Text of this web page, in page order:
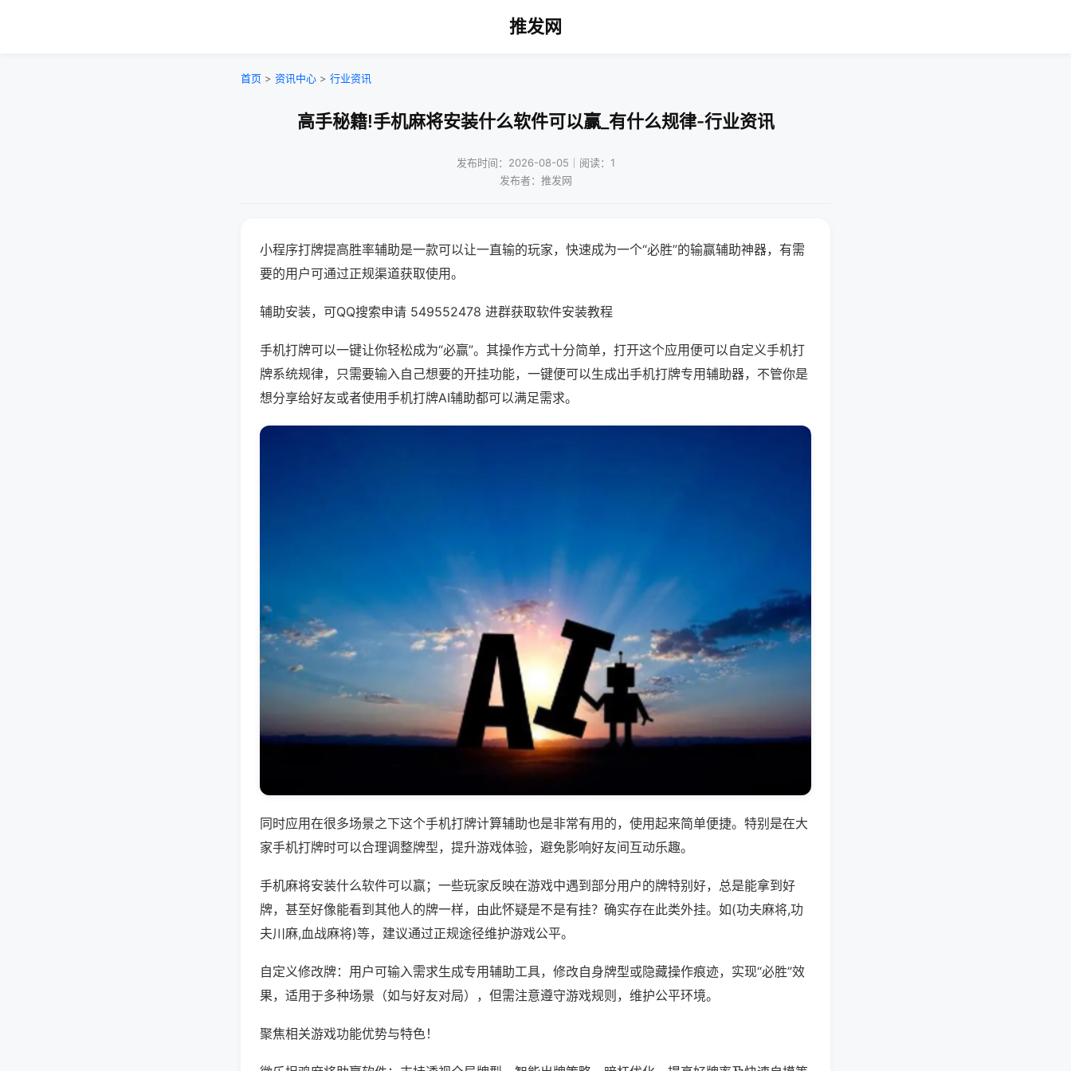
推发网
首页 > 资讯中心 > 行业资讯
高手秘籍!手机麻将安装什么软件可以赢_有什么规律-行业资讯
发布时间：2026-08-05｜阅读：1
发布者：推发网
小程序打牌提高胜率辅助是一款可以让一直输的玩家，快速成为一个“必胜”的输赢辅助神器，有需
要的用户可通过正规渠道获取使用。
辅助安装，可QQ搜索申请 549552478 进群获取软件安装教程
手机打牌可以一键让你轻松成为“必赢”。其操作方式十分简单，打开这个应用便可以自定义手机打
牌系统规律，只需要输入自己想要的开挂功能，一键便可以生成出手机打牌专用辅助器，不管你是
想分享给好友或者使用手机打牌AI辅助都可以满足需求。
同时应用在很多场景之下这个手机打牌计算辅助也是非常有用的，使用起来简单便捷。特别是在大
家手机打牌时可以合理调整牌型，提升游戏体验，避免影响好友间互动乐趣。
手机麻将安装什么软件可以赢；一些玩家反映在游戏中遇到部分用户的牌特别好，总是能拿到好
牌，甚至好像能看到其他人的牌一样，由此怀疑是不是有挂？确实存在此类外挂。如(功夫麻将,功
夫川麻,血战麻将)等，建议通过正规途径维护游戏公平。
自定义修改牌：用户可输入需求生成专用辅助工具，修改自身牌型或隐藏操作痕迹，实现“必胜”效
果，适用于多种场景（如与好友对局），但需注意遵守游戏规则，维护公平环境。
聚焦相关游戏功能优势与特色！